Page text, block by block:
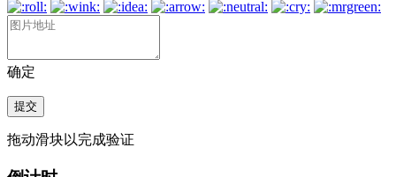
确定
提交
拖动滑块以完成验证